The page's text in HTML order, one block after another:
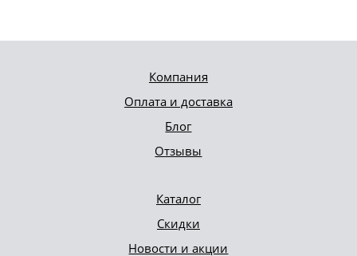
Компания
Оплата и доставка
Блог
Отзывы
Каталог
Скидки
Новости и акции